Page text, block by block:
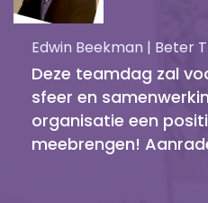
Edwin Beekman | Beter
Deze teamdag zal
sfeer en
organisatie een
meebrengen!